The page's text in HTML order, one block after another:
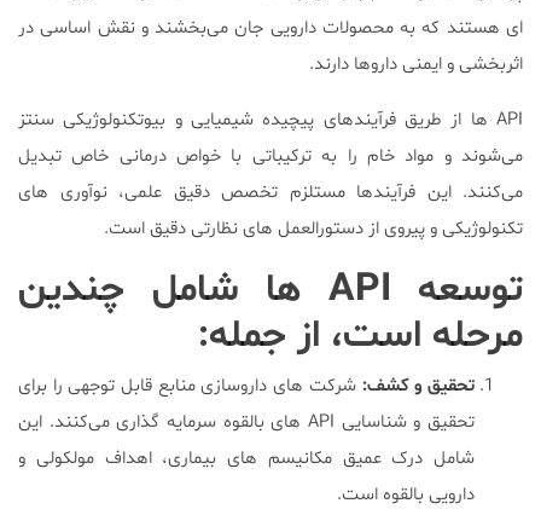
ای هستند که به محصولات دارویی جان می‌بخشند و نقش اساسی در
اثربخشی و ایمنی داروها دارند.
API ها از طریق فرآیندهای پیچیده شیمیایی و بیوتکنولوژیکی سنتز
می‌شوند و مواد خام را به ترکیباتی با خواص درمانی خاص تبدیل
می‌کنند. این فرآیندها مستلزم تخصص دقیق علمی، نوآوری های
تکنولوژیکی و پیروی از دستورالعمل های نظارتی دقیق است.
توسعه API ها شامل چندین
مرحله است، از جمله:
تحقیق و کشف: شرکت های داروسازی منابع قابل توجهی را برای
تحقیق و شناسایی API های بالقوه سرمایه گذاری می‌کنند. این
شامل درک عمیق مکانیسم های بیماری، اهداف مولکولی و
دارویی بالقوه است.